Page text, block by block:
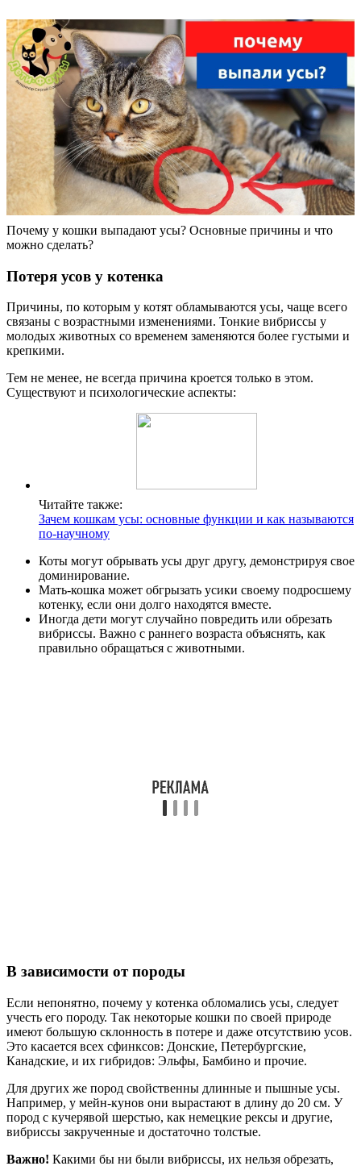
Почему у кошки выпадают усы? Основные причины и что
можно сделать?
Потеря усов у котенка
Причины, по которым у котят обламываются усы, чаще всего
связаны с возрастными изменениями. Тонкие вибриссы у
молодых животных со временем заменяются более густыми и
крепкими.
Тем не менее, не всегда причина кроется только в этом.
Существуют и психологические аспекты:
Читайте также:
Зачем кошкам усы: основные функции и как называются
по-научному
Коты могут обрывать усы друг другу, демонстрируя свое
доминирование.
Мать-кошка может обгрызать усики своему подросшему
котенку, если они долго находятся вместе.
Иногда дети могут случайно повредить или обрезать
вибриссы. Важно с раннего возраста объяснять, как
правильно обращаться с животными.
В зависимости от породы
Если непонятно, почему у котенка обломались усы, следует
учесть его породу. Так некоторые кошки по своей природе
имеют большую склонность в потере и даже отсутствию усов.
Это касается всех сфинксов: Донские, Петербургские,
Канадские, и их гибридов: Эльфы, Бамбино и прочие.
Для других же пород свойственны длинные и пышные усы.
Например, у мейн-кунов они вырастают в длину до 20 см. У
пород с кучерявой шерстью, как немецкие рексы и другие,
вибриссы закрученные и достаточно толстые.
Важно! Какими бы ни были вибриссы, их нельзя обрезать,